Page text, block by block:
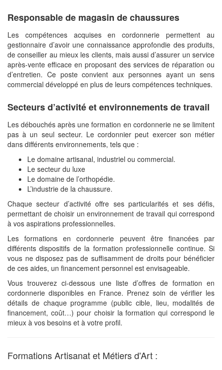
Responsable de magasin de chaussures
Les compétences acquises en cordonnerie permettent au
gestionnaire d’avoir une connaissance approfondie des produits,
de conseiller au mieux les clients, mais aussi d’assurer un service
après-vente efficace en proposant des services de réparation ou
d’entretien. Ce poste convient aux personnes ayant un sens
commercial développé en plus de leurs compétences techniques.
Secteurs d’activité et environnements de travail
Les débouchés après une formation en cordonnerie ne se limitent
pas à un seul secteur. Le cordonnier peut exercer son métier
dans différents environnements, tels que :
Le domaine artisanal, industriel ou commercial.
Le secteur du luxe
Le domaine de l’orthopédie.
L’industrie de la chaussure.
Chaque secteur d’activité offre ses particularités et ses défis,
permettant de choisir un environnement de travail qui correspond
à vos aspirations professionnelles.
Les formations en cordonnerie peuvent être financées par
différents dispositifs de la formation professionnelle continue. Si
vous ne disposez pas de suffisamment de droits pour bénéficier
de ces aides, un financement personnel est envisageable.
Vous trouverez ci-dessous une liste d’offres de formation en
cordonnerie disponibles en France. Prenez soin de vérifier les
détails de chaque programme (public cible, lieu, modalités de
financement, coût…) pour choisir la formation qui correspond le
mieux à vos besoins et à votre profil.
Formations Artisanat et Métiers d'Art :